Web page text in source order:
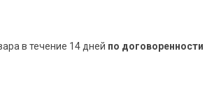
в течение 14 дней по договоренности